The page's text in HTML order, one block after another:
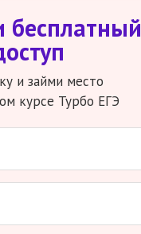
бесплатный
и займи место
курсе Турбо ЕГЭ